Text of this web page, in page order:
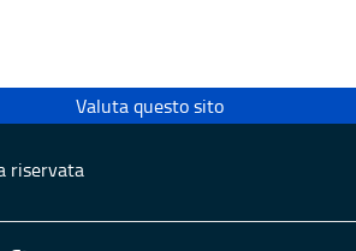
Valuta questo sito
riservata